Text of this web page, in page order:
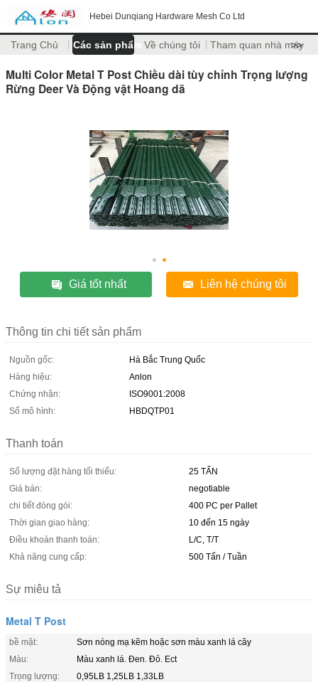
Hebei Dunqiang Hardware Mesh Co Ltd
Trang Chủ Các sản phẩm Về chúng tôi Tham quan nhà máy
>>
Multi Color Metal T Post Chiều dài tùy chỉnh Trọng lượng
Rừng Deer Và Động vật Hoang dã
Giá tốt nhất Liên hệ chúng tôi
Thông tin chi tiết sản phẩm
Nguồn gốc:
Hà Bắc Trung Quốc
Hàng hiệu:
Anlon
Chứng nhận:
ISO9001:2008
Số mô hình:
HBDQTP01
Thanh toán
Số lượng đặt hàng tối thiểu:
25 TẤN
Giá bán:
negotiable
chi tiết đóng gói:
400 PC per Pallet
Thời gian giao hàng:
10 đến 15 ngày
Điều khoản thanh toán:
L/C, T/T
Khả năng cung cấp:
500 Tấn / Tuần
Sự miêu tả
Metal T Post
bề mặt:
Sơn nóng mạ kẽm hoặc sơn màu xanh lá cây
Màu:
Màu xanh lá. Đen. Đỏ. Ect
Trọng lượng:
0,95LB 1,25LB 1,33LB